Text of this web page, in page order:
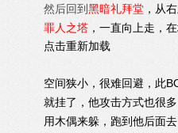
然后回到 黑暗礼拜堂 ，从
罪人之塔 ，一直向上走，
点击重新加载
空间狭小，很难回避，此
就挂了，他攻击方式也很
用木偶来躲，跑到他后面